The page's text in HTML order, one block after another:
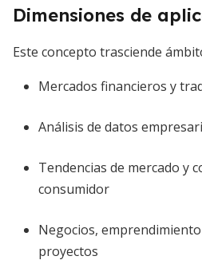
Dimensiones de
Este concepto trasciende
Mercados financieros y
Análisis de datos
Tendencias de mercado y
consumidor
Negocios, emprendimiento
proyectos